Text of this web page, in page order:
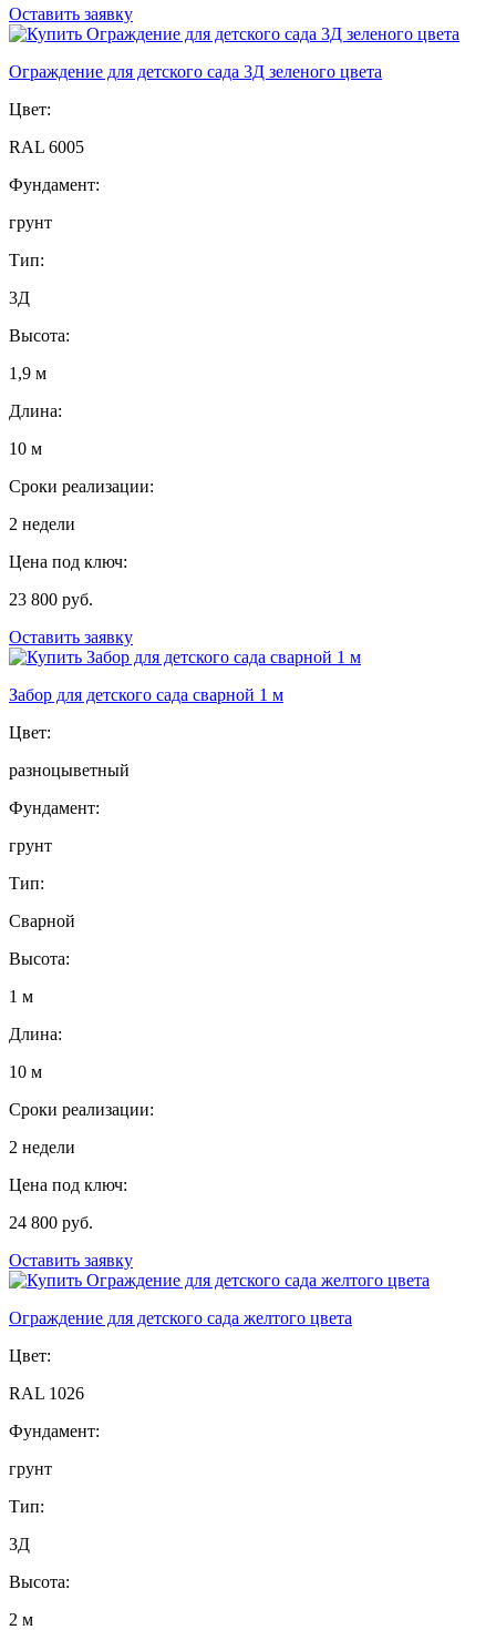
Оставить заявку
Ограждение для детского сада 3Д зеленого цвета
Цвет:
RAL 6005
Фундамент:
грунт
Тип:
3Д
Высота:
1,9 м
Длина:
10 м
Сроки реализации:
2 недели
Цена под ключ:
23 800 руб.
Оставить заявку
Забор для детского сада сварной 1 м
Цвет:
разноцыветный
Фундамент:
грунт
Тип:
Сварной
Высота:
1 м
Длина:
10 м
Сроки реализации:
2 недели
Цена под ключ:
24 800 руб.
Оставить заявку
Ограждение для детского сада желтого цвета
Цвет:
RAL 1026
Фундамент:
грунт
Тип:
3Д
Высота:
2 м